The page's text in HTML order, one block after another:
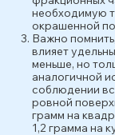
необходимую
окрашенной
Важно
влияет
меньше, но
аналогичной
соблюдении
ровной
грамм на
1,2 грамма на